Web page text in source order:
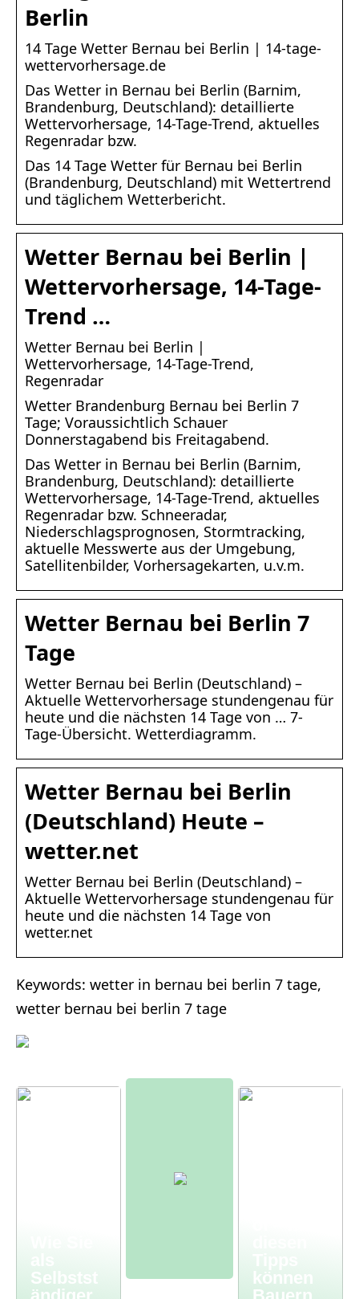
Berlin
14 Tage Wetter Bernau bei Berlin | 14-tage-
wettervorhersage.de
Das Wetter in Bernau bei Berlin (Barnim,
Brandenburg, Deutschland): detaillierte
Wettervorhersage, 14-Tage-Trend, aktuelles
Regenradar bzw.
Das 14 Tage Wetter für Bernau bei Berlin
(Brandenburg, Deutschland) mit Wettertrend
und täglichem Wetterbericht.
Wetter Bernau bei Berlin |
Wettervorhersage, 14-Tage-
Trend …
Wetter Bernau bei Berlin |
Wettervorhersage, 14-Tage-Trend,
Regenradar
Wetter Brandenburg Bernau bei Berlin 7
Tage; Voraussichtlich Schauer
Donnerstagabend bis Freitagabend.
Das Wetter in Bernau bei Berlin (Barnim,
Brandenburg, Deutschland): detaillierte
Wettervorhersage, 14-Tage-Trend, aktuelles
Regenradar bzw. Schneeradar,
Niederschlagsprognosen, Stormtracking,
aktuelle Messwerte aus der Umgebung,
Satellitenbilder, Vorhersagekarten, u.v.m.
Wetter Bernau bei Berlin 7
Tage
Wetter Bernau bei Berlin (Deutschland) –
Aktuelle Wettervorhersage stundengenau für
heute und die nächsten 14 Tage von … 7-
Tage-Übersicht. Wetterdiagramm.
Wetter Bernau bei Berlin
(Deutschland) Heute –
wetter.net
Wetter Bernau bei Berlin (Deutschland) –
Aktuelle Wettervorhersage stundengenau für
heute und die nächsten 14 Tage von
wetter.net
Keywords: wetter in bernau bei berlin 7 tage,
wetter bernau bei berlin 7 tage
Selbstst
können